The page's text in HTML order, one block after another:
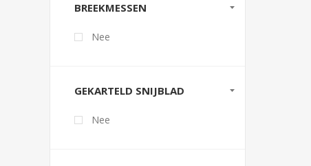
BREEKMESSEN
Nee
GEKARTELD SNIJBLAD
Nee